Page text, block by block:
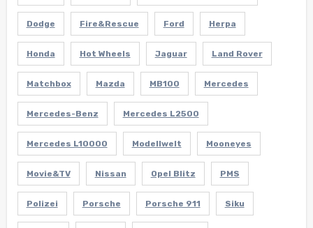
Dodge Fire&Rescue Ford Herpa
Honda Hot Wheels Jaguar Land Rover
Matchbox Mazda MB100 Mercedes
Mercedes-Benz Mercedes L2500
Mercedes L10000 Modellwelt Mooneyes
Movie&TV Nissan Opel Blitz PMS
Polizei Porsche Porsche 911 Siku